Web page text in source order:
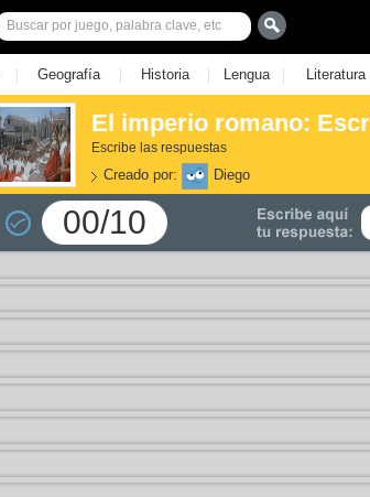
| Geografía | Historia | Lengua | Literatura
El imperio romano:
Escribe las respuestas
Creado por: Diego
00/10